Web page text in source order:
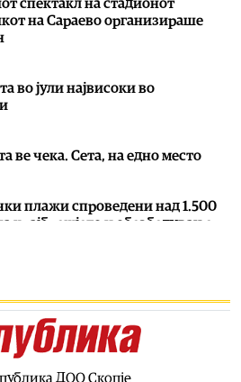
спектакл на стадионот
на Сараево организираше
во јули највисоки во
ве чека. Сета, на едно место
плажи спроведени над 1.500
крајбрежјето и обезбедување
на санкциите против Москва
период за Артан Груби,
ДОО Скопје